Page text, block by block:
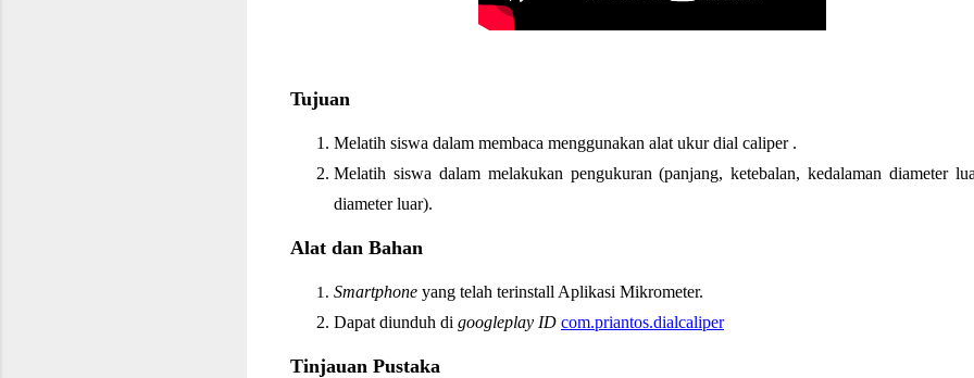
Tujuan
Melatih siswa dalam membaca menggunakan alat ukur dial caliper .
Melatih siswa dalam melakukan pengukuran (panjang, ketebalan, kedalaman diameter
diameter luar).
Alat dan Bahan
Smartphone yang telah terinstall Aplikasi Mikrometer.
Dapat diunduh di googleplay ID com.priantos.dialcaliper
Tinjauan Pustaka